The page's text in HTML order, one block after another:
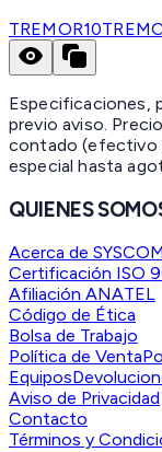
TREMOR10
Especificaciones,
previo aviso.
contado (efectivo
especial hasta
QUIENES
Acerca de SYSCOM
Certificación ISO
Afiliación ANATEL
Código de Ética
Bolsa de Trabajo
Política de Venta
Equipos
Aviso de Privacidad
Contacto
Términos y